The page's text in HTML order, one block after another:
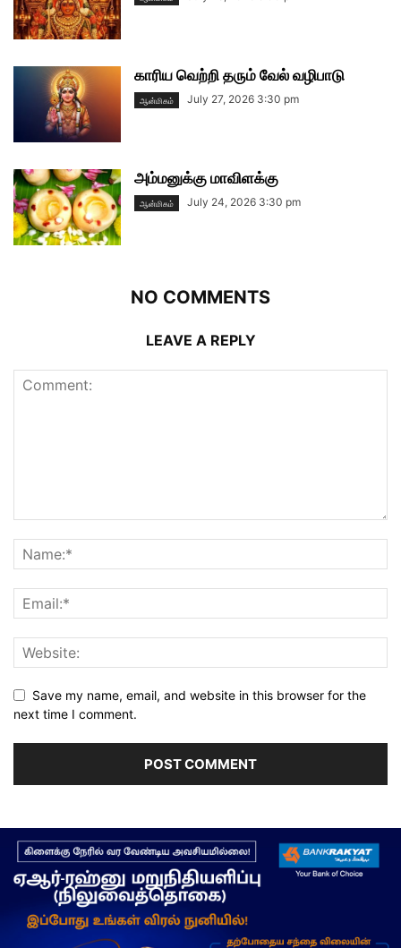
காரிய வெற்றி தரும் வேல் வழிபாடு
ஆன்மிகம் July 27, 2026 3:30 pm
அம்மனுக்கு மாவிளக்கு
ஆன்மிகம் July 24, 2026 3:30 pm
NO COMMENTS
LEAVE A REPLY
Save my name, email, and website in this browser for the
next time I comment.